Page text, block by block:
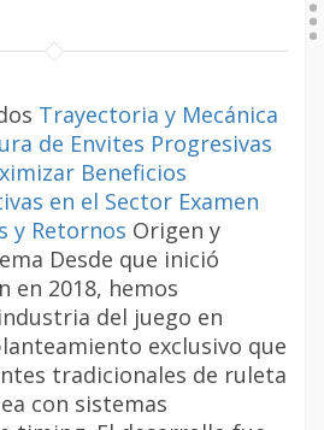
Trayectoria y Mecánica
de Envites Progresivas
Beneficios
en el Sector Examen
y Retornos Origen y
Desde que inició
en 2018, hemos
del juego en
exclusivo que
tradicionales de ruleta
con sistemas